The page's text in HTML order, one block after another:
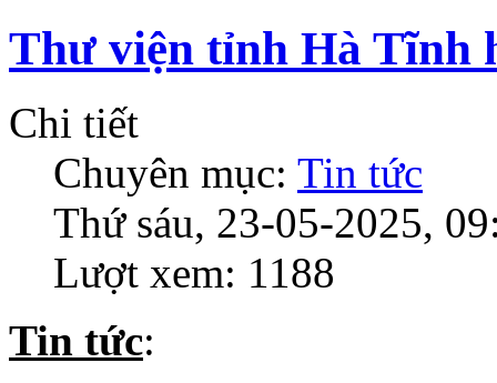
Thư viện tỉnh Hà Tĩnh
Chi tiết
Chuyên mục: Tin tức
Thứ sáu, 23-05-2025,
Lượt xem: 1188
Tin tức: